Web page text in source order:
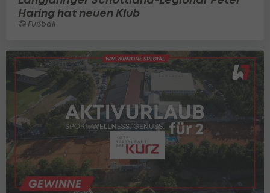
Haring hat neuen Klub
Fußball